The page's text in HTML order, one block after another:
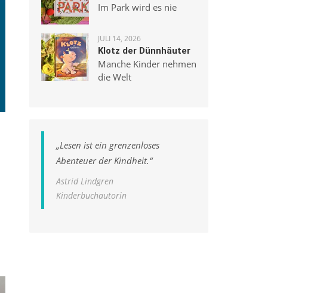
Im Park wird es nie
JULI 14, 2026
Klotz der Dünnhäuter
Manche Kinder nehmen
die Welt
„Lesen ist ein grenzenloses
Abenteuer der Kindheit.“
Astrid Lindgren
Kinderbuchautorin